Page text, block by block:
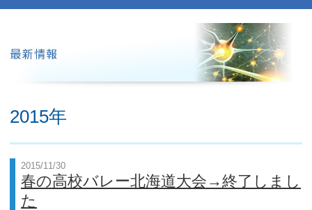
リハビリの説明
教授あいさつ
教育・研修
高次脳機能評価
嚥下造影検査
最新情報
ボツリヌス療法
リンク
2015年
2015/11/30
春の高校バレー北海道大会→終了しまし
た